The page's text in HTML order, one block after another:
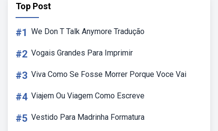
Top Post
#1 We Don T Talk Anymore Tradução
#2 Vogais Grandes Para Imprimir
#3 Viva Como Se Fosse Morrer Porque Voce Vai
#4 Viajem Ou Viagem Como Escreve
#5 Vestido Para Madrinha Formatura